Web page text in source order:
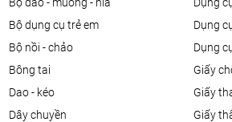
bộ dụng cụ trẻ em
bộ nồi - chảo
bông tai
dao - kéo
dây chuyền
dụng
dụng
giấy
giấy
giấy